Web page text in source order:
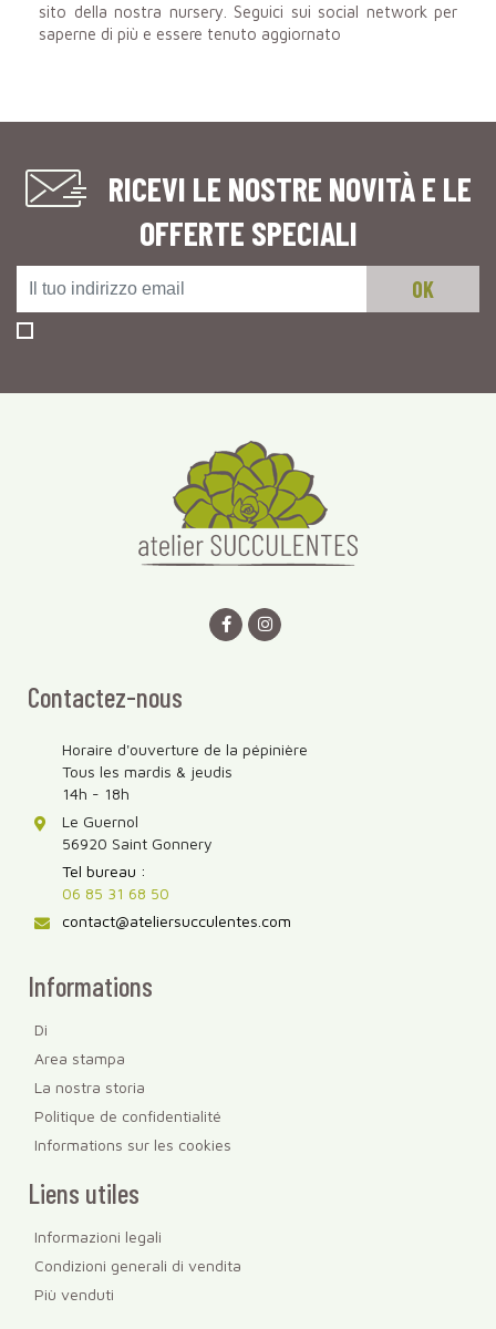
sito della nostra nursery. Seguici sui social network per
saperne di più e essere tenuto aggiornato
RICEVI LE NOSTRE NOVITÀ E LE
OFFERTE SPECIALI
Informations
Di
Area stampa
La nostra storia
Politique de confidentialité
Informations sur les cookies
Liens utiles
Informazioni legali
Condizioni generali di vendita
Più venduti
Contactez-nous
Horaire d'ouverture de la pépinière
Tous les mardis & jeudis
14h - 18h
Le Guernol
56920 Saint Gonnery
Tel bureau :
06 85 31 68 50
contact@ateliersucculentes.com